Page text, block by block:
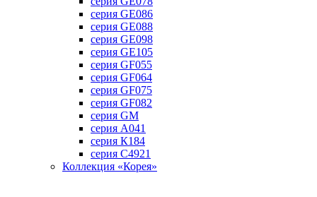
серия GE086
серия GE088
серия GE098
серия GE105
серия GF055
серия GF064
серия GF075
серия GF082
серия GM
серия А041
серия К184
серия С4921
Коллекция «Корея»